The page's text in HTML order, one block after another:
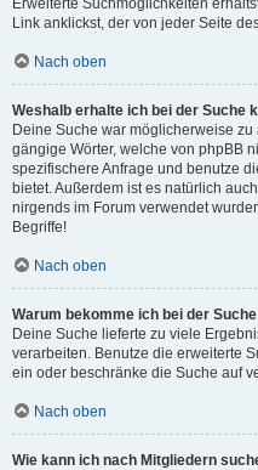
Erweiterte Suchmöglichkeiten
Link anklickst, der von jeder Seite
Nach oben
Weshalb erhalte ich bei der Suche
Deine Suche war möglicherweise
gängige Wörter, welche von phpBB
spezifischere Anfrage und benutze
bietet. Außerdem ist es natürlich
nirgends im Forum verwendet
Begriffe!
Nach oben
Warum bekomme ich bei der
Deine Suche lieferte zu viele
verarbeiten. Benutze die erweiterte
ein oder beschränke die Suche auf
Nach oben
Wie kann ich nach Mitgliedern